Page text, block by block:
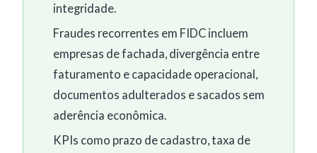
integridade.
Fraudes recorrentes em FIDC incluem
empresas de fachada, divergência entre
faturamento e capacidade operacional,
documentos adulterados e sacados sem
aderência econômica.
KPIs como prazo de cadastro, taxa de